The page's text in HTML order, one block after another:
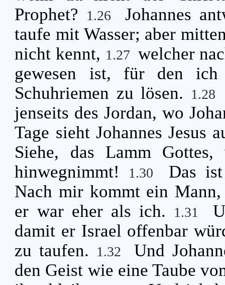
Prophet?
1.26
Johannes
taufe mit Wasser; aber
nicht kennt, 1.27 welcher
gewesen ist, für den
Schuhriemen zu lösen.
1.28
jenseits des Jordan, wo
Tage sieht Johannes Jesus
Siehe, das Lamm
hinwegnimmt!
1.30
Das
Nach mir kommt ein
er war eher als ich.
1.31
damit er Israel offenbar
zu taufen.
1.32
Und
den Geist wie eine Taube